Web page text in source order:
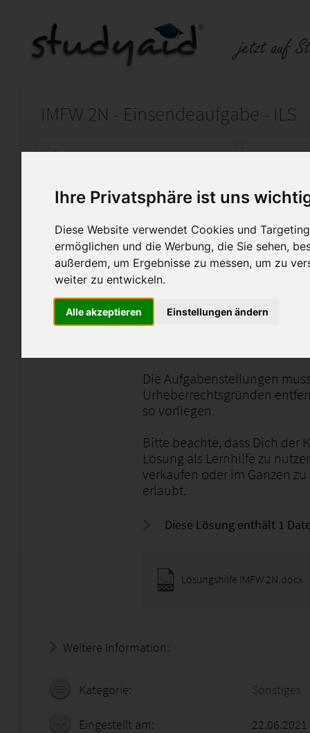
Ihre Privatsphäre ist uns
Diese Website verwendet Cookies und
ermöglichen und die Werbung, die Sie sehen,
außerdem, um Ergebnisse zu messen, um zu
weiter zu entwickeln.
Alle akzeptieren Einstellungen ändern
IMFW 2N - Einsendeaufgabe - ILS
Auf StudyAid.de verkaufen
Startseite Sonstiges
Organisation und
Ich biete hier meine
Einsendeaufgabe zum
die von Fernschulen wie ILS
Hierbei ging es um den
Die Aufgabenstellungen
Urheberrechtsgründen
so vorliegen.
Bitte beachte, dass Dich der
Lösung als Lernhilfe zu
verkaufen oder im Ganzen
erlaubt.
Diese Lösung enthält 1
Lösungshilfe IMFW 2N.docx
Weitere Information:
Kategorie: Sonstiges
Eingestellt am: